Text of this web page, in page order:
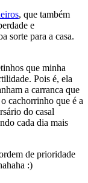
, que também
e
sorte para a casa.
que minha
Pois é, ela
a carranca que
cachorrinho que é a
do casal
cada dia mais
de prioridade
:)